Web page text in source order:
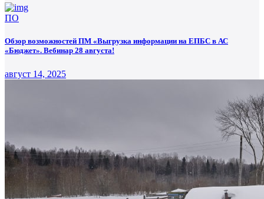
ПО
Обзор возможностей ПМ «Выгрузка информации на ЕПБС в АС
«Бюджет». Вебинар 28 августа!
август 14, 2025